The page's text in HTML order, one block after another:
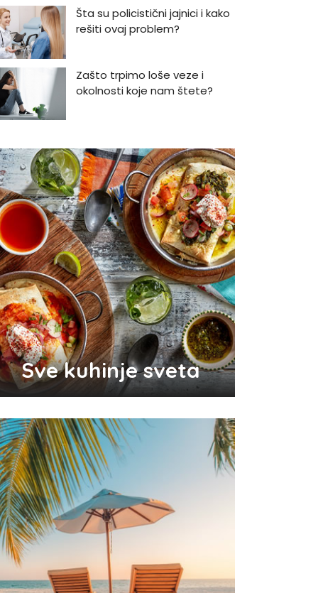
Šta su policistični jajnici i kako
rešiti ovaj problem?
Zašto trpimo loše veze i
okolnosti koje nam štete?
kako prolaze godine braka?
5 načina kako da pobedite
stres
Zašto odlažemo bitne stvari i
kako da prestanemo?
Odlični saveti za brže začeće
bebe
Audio i video konektori - šta
su i koje vrste postoje
Top 3 tradicionalna grčka jela
koja morate probati
Pravilna nega kose za jaču
kosu
Da li je ljubomora u vezi dokaz
ljubavi?
Sve kuhinje sveta